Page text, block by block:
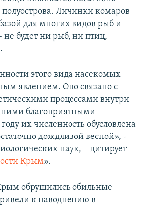
полуострова. Личинки комаров
для многих видов рыб и
не будет ни рыб, ни птиц,
этого вида насекомых
явлением. Оно связано с
процессами внутри
благоприятными
их численность обусловлена
дождливой весной», -
наук, – цитирует
Крым»​.
обрушились обильные
к наводнению в